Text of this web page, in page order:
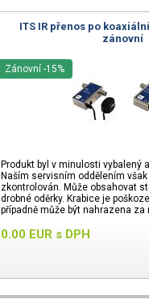
ITS IR přenos po
zánovní
Produkt byl v minulosti vybalený
Naším servisním oddělením
zkontrolován. Může obsahovat
drobné oděrky. Krabice je
případně může být nahrazena za
0.00 EUR s DPH
Zánovní -15%